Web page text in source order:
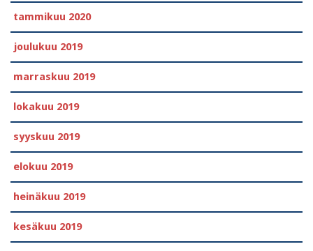
tammikuu 2020
joulukuu 2019
marraskuu 2019
lokakuu 2019
syyskuu 2019
elokuu 2019
heinäkuu 2019
kesäkuu 2019